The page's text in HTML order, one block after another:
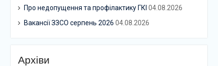
Про недопущення та профілактику ГКІ 04.08.2026
Вакансії ЗЗСО серпень 2026 04.08.2026
Архіви